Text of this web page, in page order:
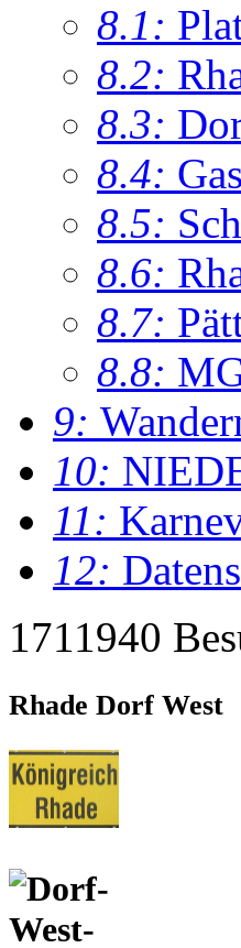
8.1:
8.2:
8.3:
8.4:
8.5:
8.6:
8.7:
8.8:
9:
10:
11:
12:
1711940
Rhade Dorf West